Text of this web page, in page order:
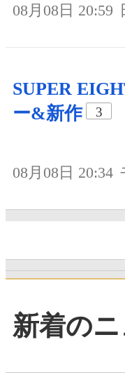
08月08日 20:59
SUPER
ー&新作
3
08月08日 20:34
新着の